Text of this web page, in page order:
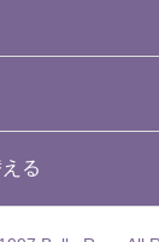
る